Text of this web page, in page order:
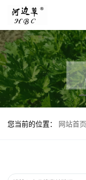
您当前的位置： 网站首页